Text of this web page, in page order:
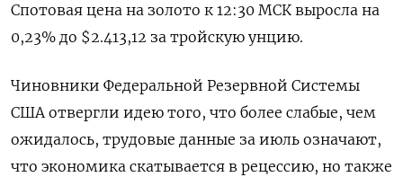
Спотовая цена на золото к 12:30 МСК выросла на
0,23% до $2.413,12​ за тройскую унцию.
Чиновники Федеральной Резервной Системы
США отвергли идею того, что более слабые, чем
ожидалось, трудовые данные за июль означают,
что экономика скатывается в рецессию, но также